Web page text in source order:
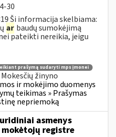
30
Ši informacija skelbiama:
ar baudų sumokėjimą
pateikti nereikia, jeigu
prašymą sudaryti mps įmonei
Mokesčių žinyno
ir mokėjimo duomenys
teikimas » Prašymas
nepriemoką
asmenys
mokėtojų registre